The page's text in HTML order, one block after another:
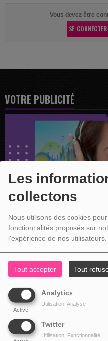
Les
collectons
Nous utilisons des cookies
fonctionnalités proposés sur
l'expérience de nos utilisateurs.
Tout accepter Tout
Analytics
Activé
Utilisation: Analyse
Twitter
Utilisation: Fonctionnalité
Vous devez être
SE CONNECTER
VOTRE PUBLICITÉ